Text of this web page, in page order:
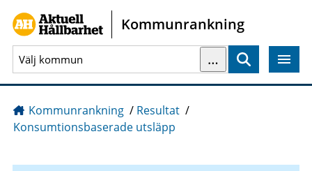
Gå direkt till sidans innehåll
Kommunrankning
…
Kommunrankning / Resultat /
Konsumtionsbaserade utsläpp